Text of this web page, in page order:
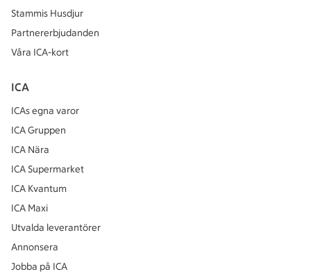
Stammis Husdjur
Partnererbjudanden
Våra ICA-kort
ICA
ICAs egna varor
ICA Gruppen
ICA Nära
ICA Supermarket
ICA Kvantum
ICA Maxi
Utvalda leverantörer
Annonsera
Jobba på ICA